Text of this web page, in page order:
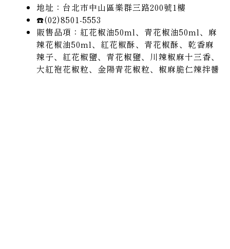
地址：台北市中山區樂群三路200號1樓
☎️(02)8501-5553
販售品項： 紅花椒油50ml、青花椒油50ml、麻
辣花椒油50ml、紅花椒酥、青花椒酥、乾香麻
辣子、 紅花椒鹽、青花椒鹽、川辣椒麻十三香、
大紅袍花椒粒、金陽青花椒粒、椒麻脆仁辣拌醬